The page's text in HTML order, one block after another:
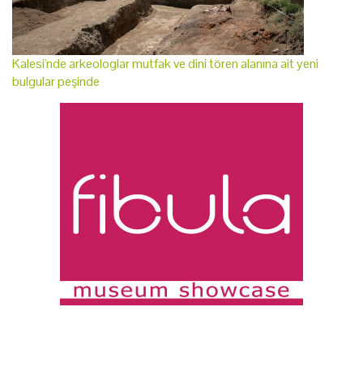
Kalesi'nde arkeologlar mutfak ve dini tören alanına ait yeni
bulgular peşinde